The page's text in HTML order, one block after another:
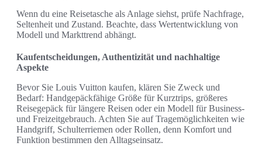
Wenn du eine Reisetasche als Anlage siehst, prüfe Nachfrage,
Seltenheit und Zustand. Beachte, dass Wertentwicklung von
Modell und Markttrend abhängt.
Kaufentscheidungen, Authentizität und nachhaltige
Aspekte
Bevor Sie Louis Vuitton kaufen, klären Sie Zweck und
Bedarf: Handgepäckfähige Größe für Kurztrips, größeres
Reisegepäck für längere Reisen oder ein Modell für Business-
und Freizeitgebrauch. Achten Sie auf Tragemöglichkeiten wie
Handgriff, Schulterriemen oder Rollen, denn Komfort und
Funktion bestimmen den Alltagseinsatz.